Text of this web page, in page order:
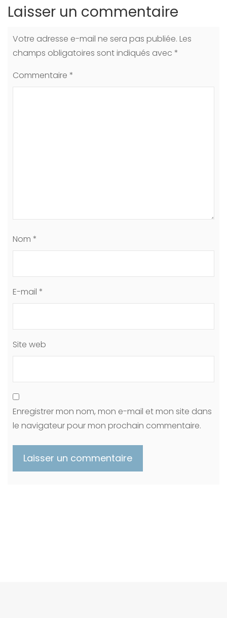
Laisser un commentaire
Votre adresse e-mail ne sera pas publiée. Les
champs obligatoires sont indiqués avec *
Commentaire *
Nom *
E-mail *
Site web
Enregistrer mon nom, mon e-mail et mon site dans
le navigateur pour mon prochain commentaire.